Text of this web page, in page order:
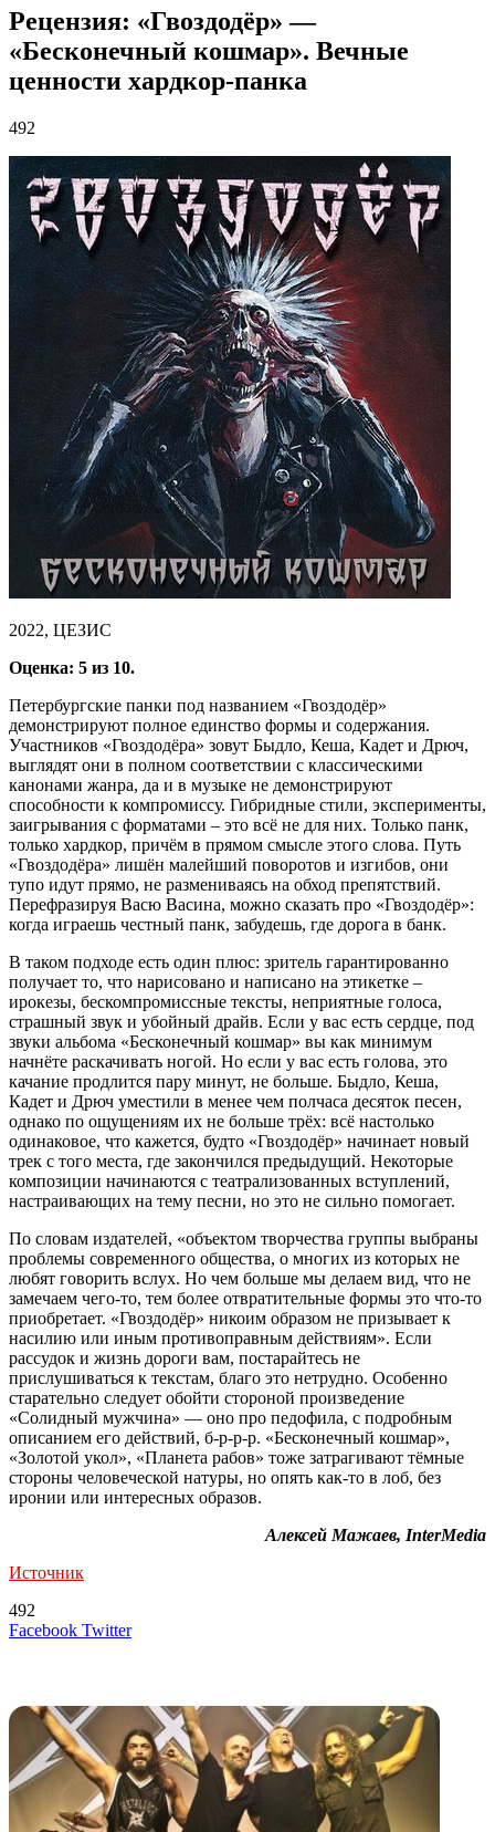
Рецензия: «Гвоздодёр» —
«Бесконечный кошмар». Вечные
ценности хардкор-панка
492
2022, ЦЕЗИС
Оценка: 5 из 10.
Петербургские панки под названием «Гвоздодёр»
демонстрируют полное единство формы и содержания.
Участников «Гвоздодёра» зовут Быдло, Кеша, Кадет и Дрюч,
выглядят они в полном соответствии с классическими
канонами жанра, да и в музыке не демонстрируют
способности к компромиссу. Гибридные стили, эксперименты,
заигрывания с форматами – это всё не для них. Только панк,
только хардкор, причём в прямом смысле этого слова. Путь
«Гвоздодёра» лишён малейший поворотов и изгибов, они
тупо идут прямо, не размениваясь на обход препятствий.
Перефразируя Васю Васина, можно сказать про «Гвоздодёр»:
когда играешь честный панк, забудешь, где дорога в банк.
В таком подходе есть один плюс: зритель гарантированно
получает то, что нарисовано и написано на этикетке –
ирокезы, бескомпромиссные тексты, неприятные голоса,
страшный звук и убойный драйв. Если у вас есть сердце, под
звуки альбома «Бесконечный кошмар» вы как минимум
начнёте раскачивать ногой. Но если у вас есть голова, это
качание продлится пару минут, не больше. Быдло, Кеша,
Кадет и Дрюч уместили в менее чем полчаса десяток песен,
однако по ощущениям их не больше трёх: всё настолько
одинаковое, что кажется, будто «Гвоздодёр» начинает новый
трек с того места, где закончился предыдущий. Некоторые
композиции начинаются с театрализованных вступлений,
настраивающих на тему песни, но это не сильно помогает.
По словам издателей, «объектом творчества группы выбраны
проблемы современного общества, о многих из которых не
любят говорить вслух. Но чем больше мы делаем вид, что не
замечаем чего-то, тем более отвратительные формы это что-то
приобретает. «Гвоздодёр» никоим образом не призывает к
насилию или иным противоправным действиям». Если
рассудок и жизнь дороги вам, постарайтесь не
прислушиваться к текстам, благо это нетрудно. Особенно
старательно следует обойти стороной произведение
«Солидный мужчина» — оно про педофила, с подробным
описанием его действий, б-р-р-р. «Бесконечный кошмар»,
«Золотой укол», «Планета рабов» тоже затрагивают тёмные
стороны человеческой натуры, но опять как-то в лоб, без
иронии или интересных образов.
Алексей Мажаев, InterMedia
Источник
492
Facebook TwitterLinkedIn
Tumblr
Reddit
Вконтакте
Одноклассники
Skype
Messenger
Messenger
WhatsApp
Telegram
Viber
Line
Поделиться
Печатать